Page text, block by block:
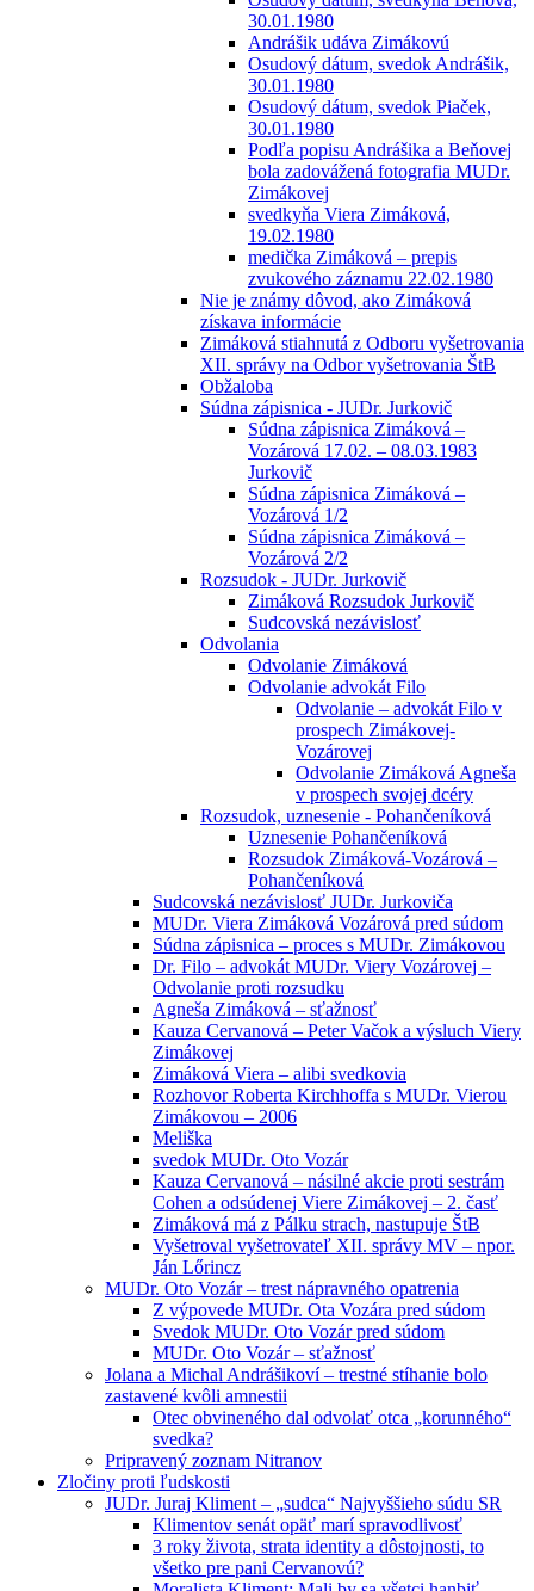
30.01.1980
Andrášik udáva Zimákovú
Osudový dátum, svedok Andrášik,
30.01.1980
Osudový dátum, svedok Piaček,
30.01.1980
Podľa popisu Andrášika a Beňovej
bola zadovážená fotografia MUDr.
Zimákovej
svedkyňa Viera Zimáková,
19.02.1980
medička Zimáková – prepis
zvukového záznamu 22.02.1980
Nie je známy dôvod, ako Zimáková
získava informácie
Zimáková stiahnutá z Odboru vyšetrovania
XII. správy na Odbor vyšetrovania ŠtB
Obžaloba
Súdna zápisnica - JUDr. Jurkovič
Súdna zápisnica Zimáková –
Vozárová 17.02. – 08.03.1983
Jurkovič
Súdna zápisnica Zimáková –
Vozárová 1/2
Súdna zápisnica Zimáková –
Vozárová 2/2
Rozsudok - JUDr. Jurkovič
Zimáková Rozsudok Jurkovič
Sudcovská nezávislosť
Odvolania
Odvolanie Zimáková
Odvolanie advokát Filo
Odvolanie – advokát Filo v
prospech Zimákovej-
Vozárovej
Odvolanie Zimáková Agneša
v prospech svojej dcéry
Rozsudok, uznesenie - Pohančeníková
Uznesenie Pohančeníková
Rozsudok Zimáková-Vozárová –
Pohančeníková
Sudcovská nezávislosť JUDr. Jurkoviča
MUDr. Viera Zimáková Vozárová pred súdom
Súdna zápisnica – proces s MUDr. Zimákovou
Dr. Filo – advokát MUDr. Viery Vozárovej –
Odvolanie proti rozsudku
Agneša Zimáková – sťažnosť
Kauza Cervanová – Peter Vačok a výsluch Viery
Zimákovej
Zimáková Viera – alibi svedkovia
Rozhovor Roberta Kirchhoffa s MUDr. Vierou
Zimákovou – 2006
Meliška
svedok MUDr. Oto Vozár
Kauza Cervanová – násilné akcie proti sestrám
Cohen a odsúdenej Viere Zimákovej – 2. časť
Zimáková má z Pálku strach, nastupuje ŠtB
Vyšetroval vyšetrovateľ XII. správy MV – npor.
Ján Lőrincz
MUDr. Oto Vozár – trest nápravného opatrenia
Z výpovede MUDr. Ota Vozára pred súdom
Svedok MUDr. Oto Vozár pred súdom
MUDr. Oto Vozár – sťažnosť
Jolana a Michal Andrášikoví – trestné stíhanie bolo
zastavené kvôli amnestii
Otec obvineného dal odvolať otca „korunného“
svedka?
Pripravený zoznam Nitranov
Zločiny proti ľudskosti
JUDr. Juraj Kliment – „sudca“ Najvyššieho súdu SR
Klimentov senát opäť marí spravodlivosť
3 roky života, strata identity a dôstojnosti, to
všetko pre pani Cervanovú?